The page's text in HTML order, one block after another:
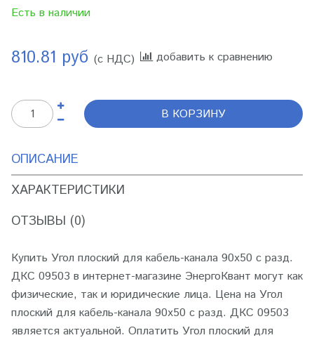
Есть в наличии
810.81 руб (с НДС) добавить к сравнению
В КОРЗИНУ
ОПИСАНИЕ
ХАРАКТЕРИСТИКИ
ОТЗЫВЫ (0)
Купить Угол плоский для кабель-канала 90х50 с разд.
ДКС 09503 в интернет-магазине ЭнергоКвант могут как
физические, так и юридические лица. Цена на Угол
плоский для кабель-канала 90х50 с разд. ДКС 09503
является актуальной. Оплатить Угол плоский для